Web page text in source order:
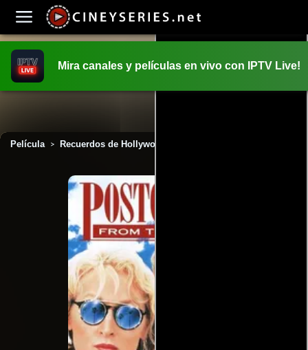
Mira canales y películas en vivo con IPTV Live!
Película > Recuerdos de Hollywood (1990)